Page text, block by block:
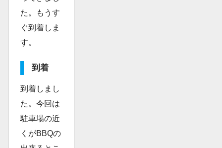
た。もうす
ぐ到着しま
す。
到着
到着しまし
た。今回は
駐車場の近
くがBBQの